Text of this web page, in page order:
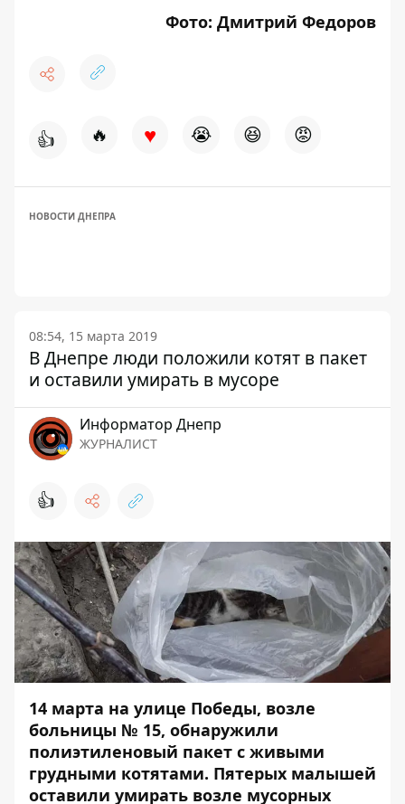
Фото: Дмитрий Федоров
👍 🔥 ♥ 😭 😆 😡
НОВОСТИ ДНЕПРА
08:54, 15 марта 2019
В Днепре люди положили котят в пакет
и оставили умирать в мусоре
Информатор Днепр
ЖУРНАЛИСТ
👍
14 марта на улице Победы, возле
больницы № 15, обнаружили
полиэтиленовый пакет с живыми
грудными котятами. Пятерых малышей
оставили умирать возле мусорных